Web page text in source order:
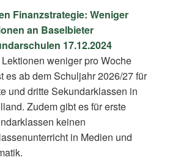
Finanzstrategie: Weniger
an Baselbieter
17.12.2024
weniger pro Woche
es ab dem Schuljahr 2026/27 für
und dritte Sekundarklassen in
Zudem gibt es für erste
keinen
in Medien und